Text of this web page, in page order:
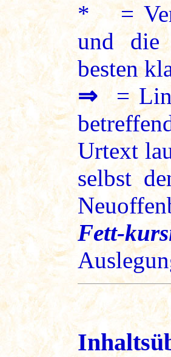
* =
und die
besten
⇒ =
Urtext
selbst
Fett-